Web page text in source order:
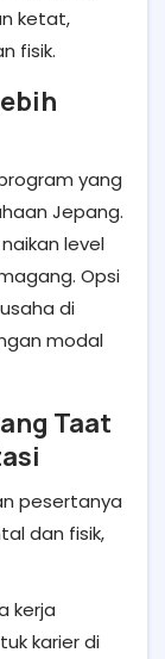
ketat,
fisik.
yang
Jepang.
level
Opsi
di
modal
Taat
pesertanya
dan fisik,
kerja
karier di